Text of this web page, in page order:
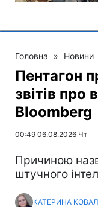
Головна » Новини
Пентагон
звітів про
Bloomberg
00:49 06.08.2026 Чт
Причиною
штучного
КАТЕРИНА